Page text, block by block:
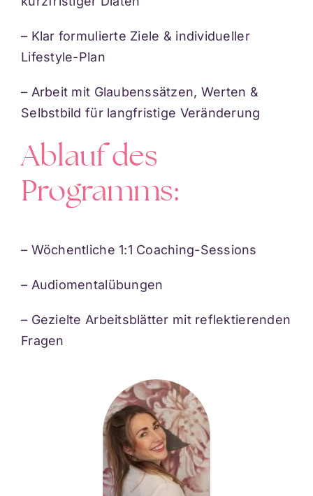
– Klar formulierte Ziele & individueller
Lifestyle-Plan
– Arbeit mit Glaubenssätzen, Werten &
Selbstbild für langfristige Veränderung
Ablauf des
Programms:
– Wöchentliche 1:1 Coaching-Sessions
– Audiomentalübungen
– Gezielte Arbeitsblätter mit reflektierenden
Fragen